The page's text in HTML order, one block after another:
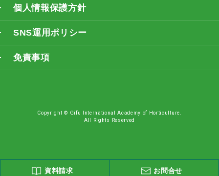
個人情報保護方針
SNS運用ポリシー
免責事項
Copyright © Gifu International Academy of Horticulture.
All Rights Reserved
資料請求 お問合せ